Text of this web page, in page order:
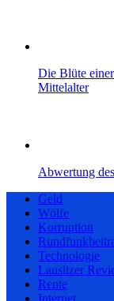
Die Blüte
Mittelalter
Abwertung
Geld
Wölfe
Korruption
Technologie
Lausitzer
Rente
Internet